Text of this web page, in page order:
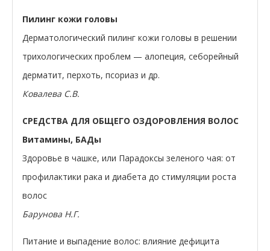
Пилинг кожи головы
Дерматологический пилинг кожи головы в решении
трихологических проблем — алопеция, себорейный
дерматит, перхоть, псориаз и др.
Ковалева С.В.
СРЕДСТВА ДЛЯ ОБЩЕГО ОЗДОРОВЛЕНИЯ ВОЛОС
Витамины, БАДы
Здоровье в чашке, или Парадоксы зеленого чая: от
профилактики рака и диабета до стимуляции роста
волос
Барунова Н.Г.
Питание и выпадение волос: влияние дефицита